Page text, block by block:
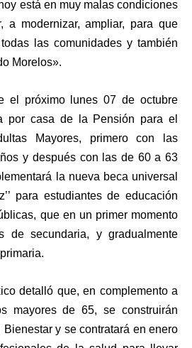
está en muy malas condiciones
a modernizar, ampliar, para que
las comunidades y también
Morelos».
el próximo lunes 07 de octubre
por casa de la Pensión para el
Mayores, primero con las
y después con las de 60 a 63
la nueva beca universal
para estudiantes de educación
que en un primer momento
de secundaria, y gradualmente
detalló que, en complemento a
mayores de 65, se construirán
y se contratará en enero